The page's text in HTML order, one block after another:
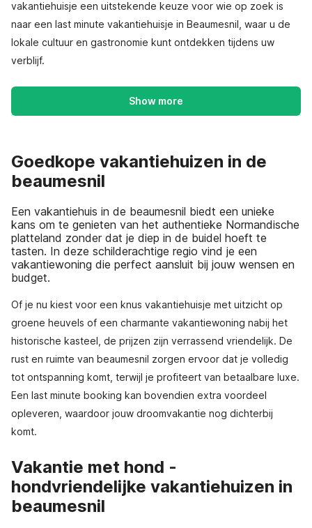
vakantiehuisje een uitstekende keuze voor wie op zoek is
naar een last minute vakantiehuisje in Beaumesnil, waar u de
lokale cultuur en gastronomie kunt ontdekken tijdens uw
verblijf.
Show more
Goedkope vakantiehuizen in de
beaumesnil
Een vakantiehuis in de beaumesnil biedt een unieke
kans om te genieten van het authentieke Normandische
platteland zonder dat je diep in de buidel hoeft te
tasten. In deze schilderachtige regio vind je een
vakantiewoning die perfect aansluit bij jouw wensen en
budget.
Of je nu kiest voor een knus vakantiehuisje met uitzicht op
groene heuvels of een charmante vakantiewoning nabij het
historische kasteel, de prijzen zijn verrassend vriendelijk. De
rust en ruimte van beaumesnil zorgen ervoor dat je volledig
tot ontspanning komt, terwijl je profiteert van betaalbare luxe.
Een last minute booking kan bovendien extra voordeel
opleveren, waardoor jouw droomvakantie nog dichterbij
komt.
Vakantie met hond -
hondvriendelijke vakantiehuizen in
beaumesnil